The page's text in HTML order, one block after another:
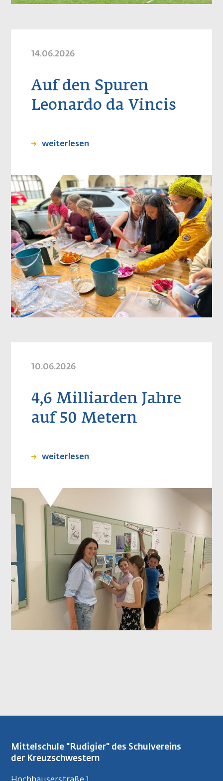
14.06.2026
Auf den Spuren
Leonardo da Vincis
weiterlesen
10.06.2026
4,6 Milliarden Jahre
auf 50 Metern
weiterlesen
Mittelschule "Rudigier" des Schulvereins
der Kreuzschwestern